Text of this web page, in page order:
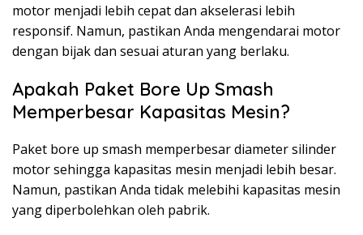
motor menjadi lebih cepat dan akselerasi lebih
responsif. Namun, pastikan Anda mengendarai motor
dengan bijak dan sesuai aturan yang berlaku.
Apakah Paket Bore Up Smash
Memperbesar Kapasitas Mesin?
Paket bore up smash memperbesar diameter silinder
motor sehingga kapasitas mesin menjadi lebih besar.
Namun, pastikan Anda tidak melebihi kapasitas mesin
yang diperbolehkan oleh pabrik.